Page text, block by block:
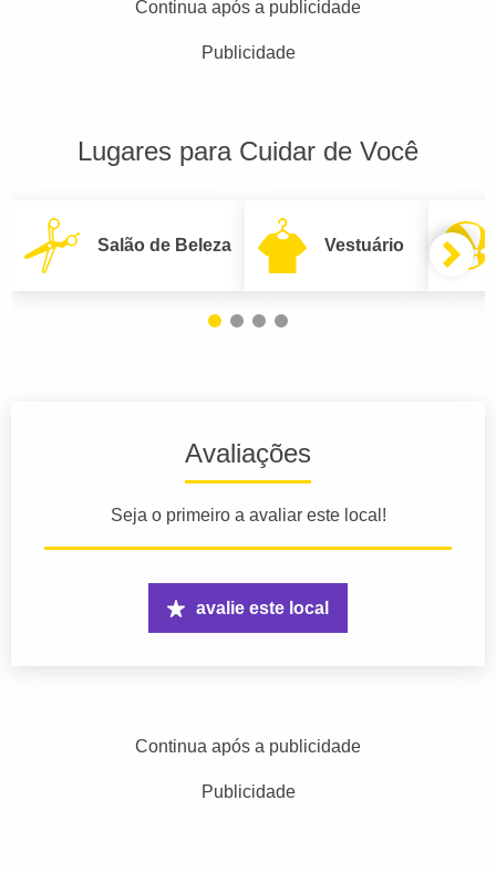
Continua após a publicidade
Publicidade
Lugares para Cuidar de Você
Salão de Beleza Vestuário
Avaliações
Seja o primeiro a avaliar este local!
avalie este local
Continua após a publicidade
Publicidade